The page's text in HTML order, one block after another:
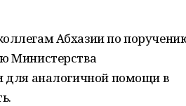
Абхазии по
Министерства
для аналогичной помощи в